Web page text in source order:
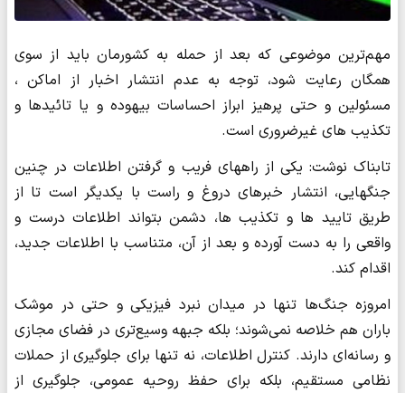
مهم‌ترین موضوعی که بعد از حمله به کشورمان باید از سوی
همگان رعایت شود، توجه به عدم انتشار اخبار از اماکن ،
مسئولین و حتی پرهیز ابراز احساسات بیهوده و یا تائیدها و
تکذیب های غیرضروری است.
تابناک نوشت: یکی از راههای فریب و گرفتن اطلاعات در چنین
جنگهایی، انتشار خبرهای دروغ و راست با یکدیگر است تا از
طریق تایید ها و تکذیب ها، دشمن بتواند اطلاعات درست و
واقعی را به دست آورده و بعد از آن، متناسب با اطلاعات جدید،
اقدام کند.
امروزه جنگ‌ها تنها در میدان نبرد فیزیکی و حتی در موشک
باران هم خلاصه نمی‌شوند؛ بلکه جبهه وسیع‌تری در فضای مجازی
و رسانه‌ای دارند. کنترل اطلاعات، نه تنها برای جلوگیری از حملات
نظامی مستقیم، بلکه برای حفظ روحیه عمومی، جلوگیری از